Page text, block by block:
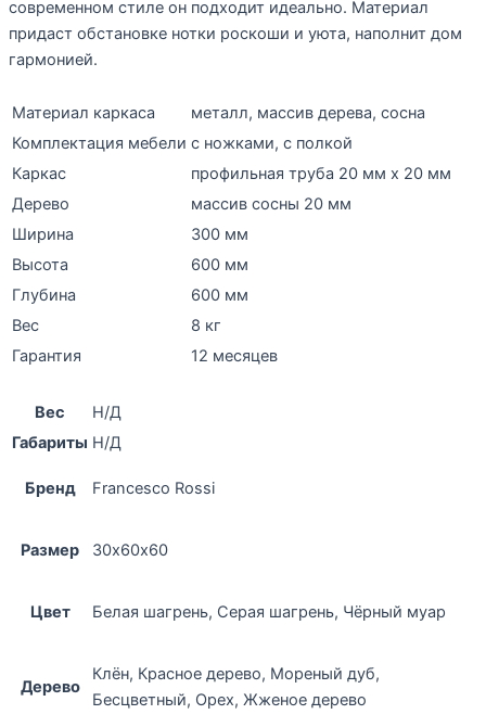
современном стиле он подходит идеально. Материал
придаст обстановке нотки роскоши и уюта, наполнит дом
гармонией.
Материал каркаса металл, массив дерева, сосна
Комплектация мебели с ножками, с полкой
Каркас
профильная труба 20 мм х 20 мм
Дерево
массив сосны 20 мм
Ширина
300 мм
Высота
600 мм
Глубина
600 мм
Вес
8 кг
Гарантия
12 месяцев
Вес
Н/Д
Габариты Н/Д
Бренд Francesco Rossi
Размер 30х60х60
Цвет Белая шагрень, Серая шагрень, Чёрный муар
Дерево
Клён, Красное дерево, Мореный дуб,
Бесцветный, Орех, Жженое дерево